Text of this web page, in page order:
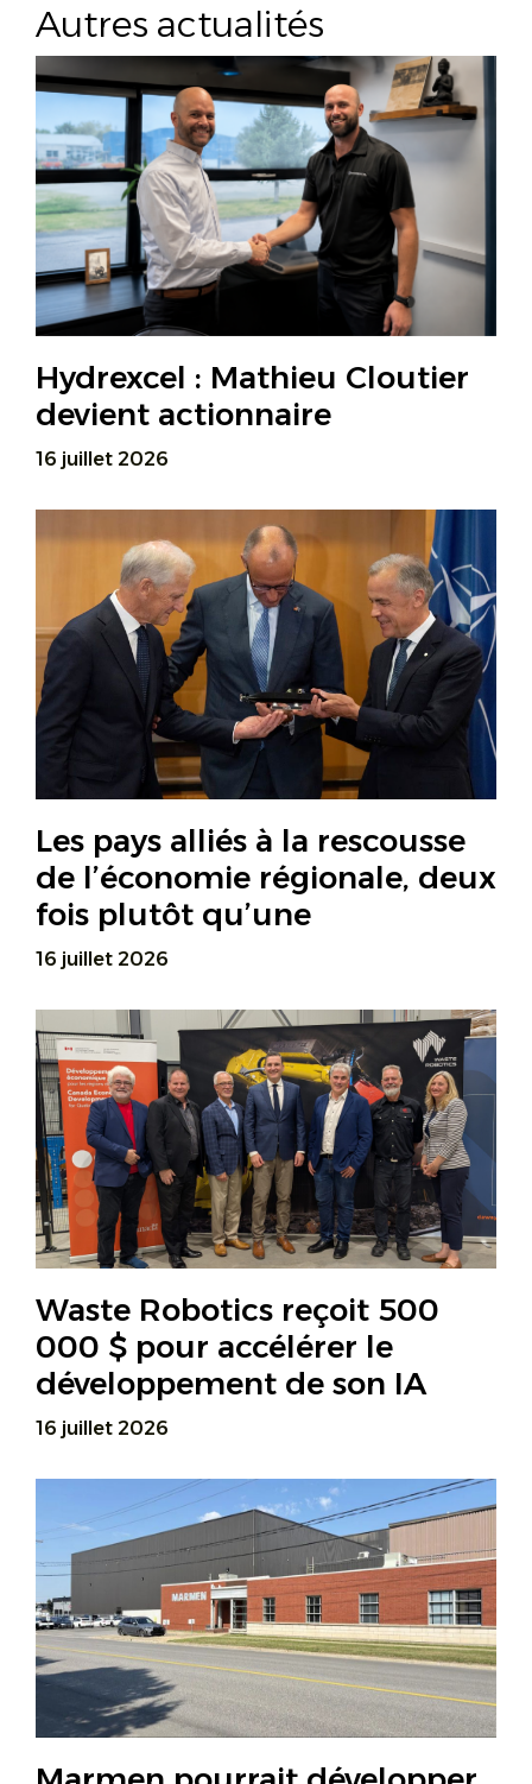
Autres actualités
Hydrexcel : Mathieu Cloutier
devient actionnaire
16 juillet 2026
Les pays alliés à la rescousse
de l’économie régionale, deux
fois plutôt qu’une
16 juillet 2026
Waste Robotics reçoit 500
000 $ pour accélérer le
développement de son IA
16 juillet 2026